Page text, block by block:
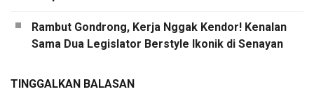
Rambut Gondrong, Kerja Nggak Kendor! Kenalan
Sama Dua Legislator Berstyle Ikonik di Senayan
TINGGALKAN BALASAN